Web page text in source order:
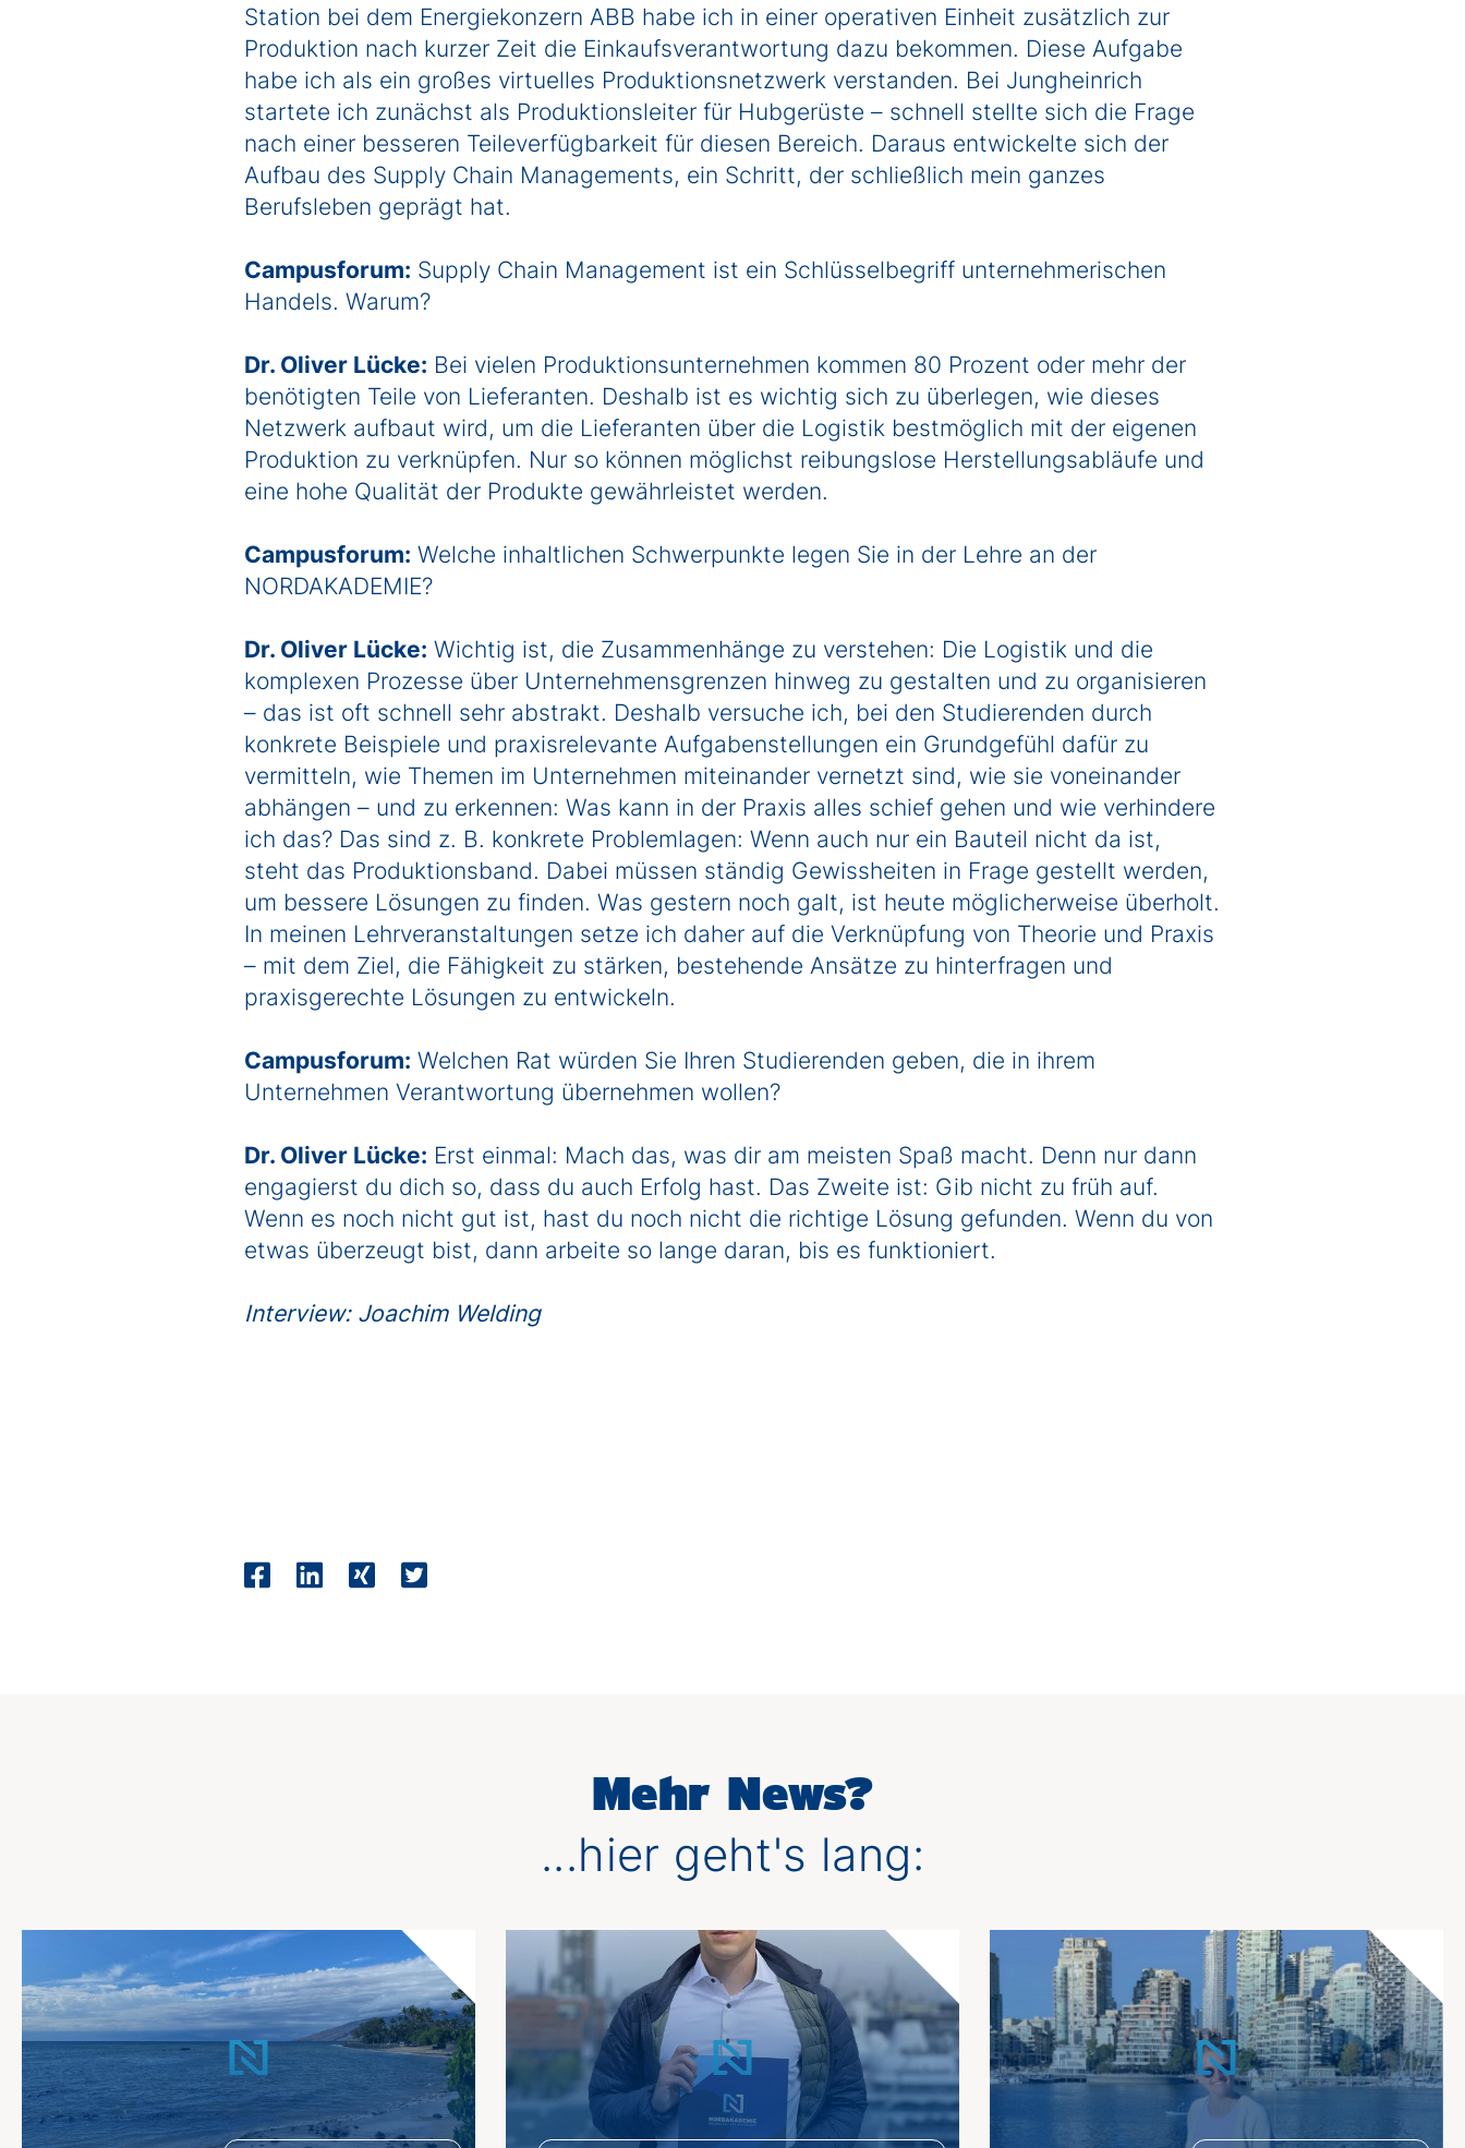
Station bei dem Energiekonzern ABB habe ich in einer operativen Einheit zusätzlich zur
Produktion nach kurzer Zeit die Einkaufsverantwortung dazu bekommen. Diese Aufgabe
habe ich als ein großes virtuelles Produktionsnetzwerk verstanden. Bei Jungheinrich
startete ich zunächst als Produktionsleiter für Hubgerüste – schnell stellte sich die Frage
nach einer besseren Teileverfügbarkeit für diesen Bereich. Daraus entwickelte sich der
Aufbau des Supply Chain Managements, ein Schritt, der schließlich mein ganzes
Berufsleben geprägt hat.
Campusforum: Supply Chain Management ist ein Schlüsselbegriff unternehmerischen
Handels. Warum?
Dr. Oliver Lücke: Bei vielen Produktionsunternehmen kommen 80 Prozent oder mehr der
benötigten Teile von Lieferanten. Deshalb ist es wichtig sich zu überlegen, wie dieses
Netzwerk aufbaut wird, um die Lieferanten über die Logistik bestmöglich mit der eigenen
Produktion zu verknüpfen. Nur so können möglichst reibungslose Herstellungsabläufe und
eine hohe Qualität der Produkte gewährleistet werden.
Campusforum: Welche inhaltlichen Schwerpunkte legen Sie in der Lehre an der
NORDAKADEMIE?
Dr. Oliver Lücke: Wichtig ist, die Zusammenhänge zu verstehen: Die Logistik und die
komplexen Prozesse über Unternehmensgrenzen hinweg zu gestalten und zu organisieren
– das ist oft schnell sehr abstrakt. Deshalb versuche ich, bei den Studierenden durch
konkrete Beispiele und praxisrelevante Aufgabenstellungen ein Grundgefühl dafür zu
vermitteln, wie Themen im Unternehmen miteinander vernetzt sind, wie sie voneinander
abhängen – und zu erkennen: Was kann in der Praxis alles schief gehen und wie verhindere
ich das? Das sind z. B. konkrete Problemlagen: Wenn auch nur ein Bauteil nicht da ist,
steht das Produktionsband. Dabei müssen ständig Gewissheiten in Frage gestellt werden,
um bessere Lösungen zu finden. Was gestern noch galt, ist heute möglicherweise überholt.
In meinen Lehrveranstaltungen setze ich daher auf die Verknüpfung von Theorie und Praxis
– mit dem Ziel, die Fähigkeit zu stärken, bestehende Ansätze zu hinterfragen und
praxisgerechte Lösungen zu entwickeln.
Campusforum: Welchen Rat würden Sie Ihren Studierenden geben, die in ihrem
Unternehmen Verantwortung übernehmen wollen?
Dr. Oliver Lücke: Erst einmal: Mach das, was dir am meisten Spaß macht. Denn nur dann
engagierst du dich so, dass du auch Erfolg hast. Das Zweite ist: Gib nicht zu früh auf.
Wenn es noch nicht gut ist, hast du noch nicht die richtige Lösung gefunden. Wenn du von
etwas überzeugt bist, dann arbeite so lange daran, bis es funktioniert.
Interview: Joachim Welding
Mehr News?
...hier geht's lang: